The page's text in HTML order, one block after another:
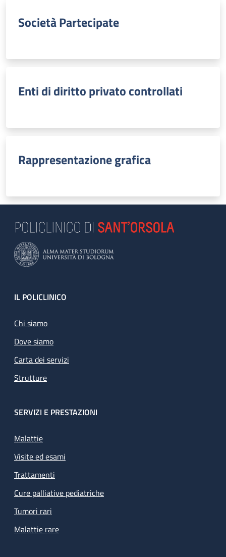
Società Partecipate
Enti di diritto privato controllati
Rappresentazione grafica
Footer
IL POLICLINICO
Chi siamo
Dove siamo
Carta dei servizi
Strutture
SERVIZI E PRESTAZIONI
Malattie
Visite ed esami
Trattamenti
Cure palliative pediatriche
Tumori rari
Malattie rare